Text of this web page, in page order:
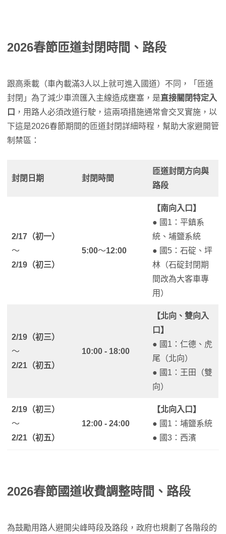
2026春節匝道封閉時間、路段
跟高乘載（車內載滿3人以上就可進入國道）不同，「匝道
封閉」為了減少車流匯入主線造成壅塞，是直接關閉特定入
口 ，用路人必須改道行駛，這兩項措施通常會交叉實施，以
下這是2026春節期間的匝道封閉詳細時程，幫助大家避開管
制禁區：
封閉日期 封閉時間
匝道封閉方向與
路段
2/17（初一）
～
2/19（初三）
5:00～12:00
【南向入口】
● 國1：平鎮系
統、埔鹽系統
● 國5：石碇、坪
林（石碇封閉期
間改為大客車專
用）
2/19（初三）
～
2/21（初五）
10:00 - 18:00
【北向、雙向入
口】
● 國1：仁德、虎
尾（北向）
● 國1：王田（雙
向）
2/19（初三）
～
2/21（初五）
12:00 - 24:00
【北向入口】
● 國1：埔鹽系統
● 國3：西濱
2026春節國道收費調整時間、路段
為鼓勵用路人避開尖峰時段及路段，政府也規劃了各階段的